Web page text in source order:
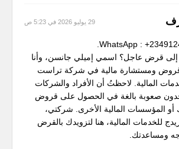
29 يوليو 2026 في 5:23 ص
WhatsApp :
إلى قرض عاجل؟ اسمي إميلي جانسن، وأنا
ومستشارة مالية في شركة تراست
المالية. لاحظتُ أن الأفراد والشركات
يجدون صعوبة بالغة في الحصول على قروض
أو المؤسسات المالية الأخرى. شركتي،
للخدمات المالية، هنا لتزويدك بالقرض
ومساعدتك.